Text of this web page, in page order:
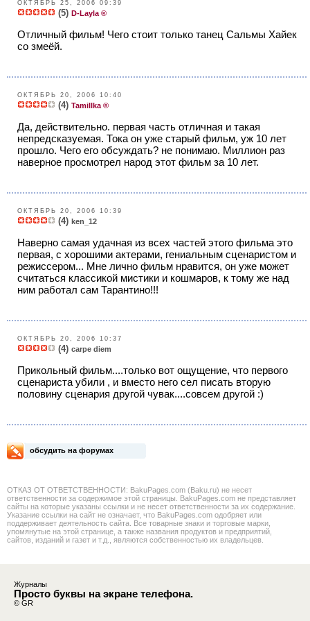
ОКТЯБРЬ 25, 2006 09:39
(5) D-Layla ®
Отличный фильм! Чего стоит только танец Сальмы Хайек
со змеёй.
ОКТЯБРЬ 20, 2006 10:40
(4) Tamillka ®
Да, действительно. первая часть отличная и такая
непредсказуемая. Тока он уже старый фильм, уж 10 лет
прошло. Чего его обсуждать? не понимаю. Миллион раз
наверное просмотрел народ этот фильм за 10 лет.
ОКТЯБРЬ 20, 2006 10:39
(4) ken_12
Наверно самая удачная из всех частей этого фильма это
первая, с хорошими актерами, гениальным сценаристом и
режиссером... Мне лично фильм нравится, он уже может
считаться классикой мистики и кошмаров, к тому же над
ним работал сам Тарантино!!!
ОКТЯБРЬ 20, 2006 10:37
(4) carpe diem
Прикольный фильм....только вот ощущение, что первого
сценариста убили , и вместо него сел писать вторую
половину сценария другой чувак....совсем другой :)
обсудить на форумах
ОТКАЗ ОТ ОТВЕТСТВЕННОСТИ: BakuPages.com (Baku.ru) не несет
ответственности за содержимое этой страницы. BakuPages.com не представляет
сайты на которые указаны ссылки и не несет ответственности за их содержание.
Указание ссылки на сайт не означает, что BakuPages.com одобряет или
поддерживает деятельность сайта. Все товарные знаки и торговые марки,
упомянутые на этой странице, а также названия продуктов и предприятий,
сайтов, изданий и газет и т.д., являются собственностью их владельцев.
Журналы
Просто буквы на экране телефона.
© GR